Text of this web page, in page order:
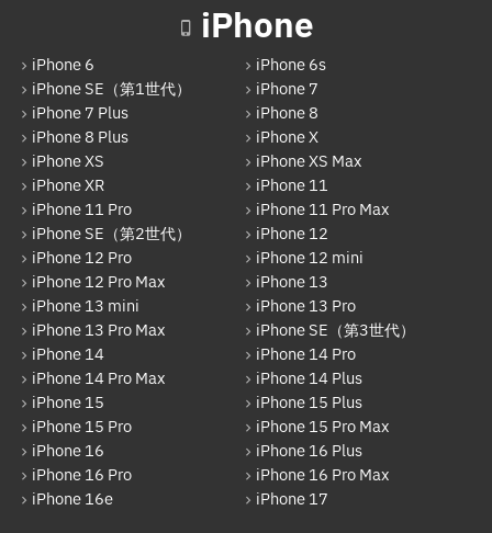
iPhone
iPhone 6
iPhone 6s
iPhone SE（第1世代）
iPhone 7
iPhone 7 Plus
iPhone 8
iPhone 8 Plus
iPhone X
iPhone XS
iPhone XS Max
iPhone XR
iPhone 11
iPhone 11 Pro
iPhone 11 Pro Max
iPhone SE（第2世代）
iPhone 12
iPhone 12 Pro
iPhone 12 mini
iPhone 12 Pro Max
iPhone 13
iPhone 13 mini
iPhone 13 Pro
iPhone 13 Pro Max
iPhone SE（第3世代）
iPhone 14
iPhone 14 Pro
iPhone 14 Pro Max
iPhone 14 Plus
iPhone 15
iPhone 15 Plus
iPhone 15 Pro
iPhone 15 Pro Max
iPhone 16
iPhone 16 Plus
iPhone 16 Pro
iPhone 16 Pro Max
iPhone 16e
iPhone 17